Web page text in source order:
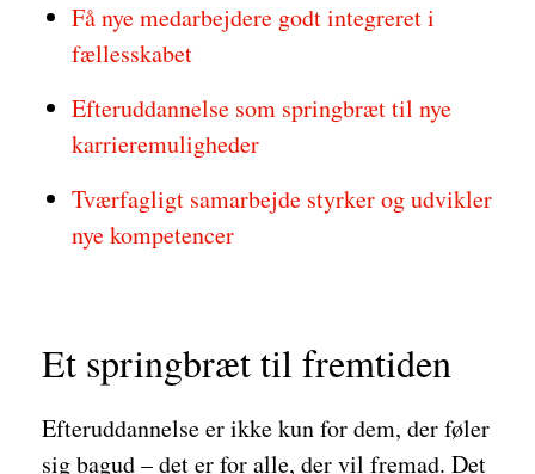
Få nye medarbejdere godt integreret i
fællesskabet
Efteruddannelse som springbræt til nye
karrieremuligheder
Tværfagligt samarbejde styrker og udvikler
nye kompetencer
Et springbræt til fremtiden
Efteruddannelse er ikke kun for dem, der føler
sig bagud – det er for alle, der vil fremad. Det